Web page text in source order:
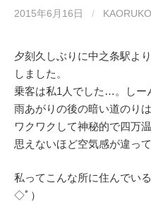
2015年6月16日 / KAORUKO
夕刻久しぶりに中之条駅よ
しました。
乗客は私1人でした…。しー
雨あがりの後の暗い道のり
ワクワクして神秘的で四万
思えないほど空気感が違っ
私ってこんな所に住んでい
◇ﾟ）